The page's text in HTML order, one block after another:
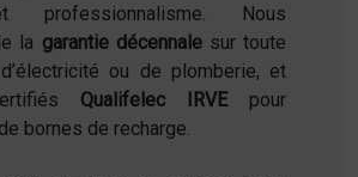
professionnalisme. Nous
la garantie décennalesur toute
ou de plomberie, et
Qualifelec IRVEpour
bornes de recharge.